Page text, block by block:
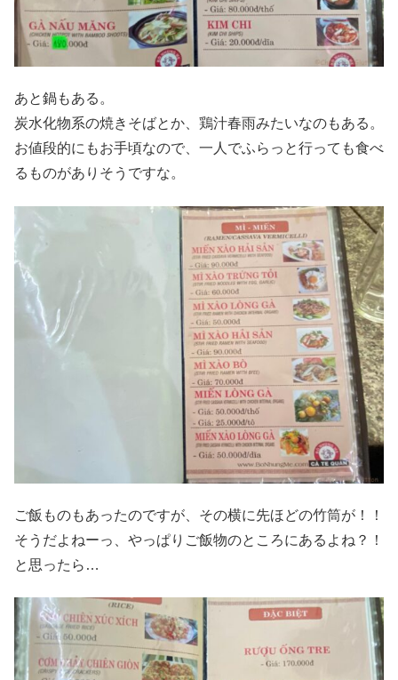
あと鍋もある。
炭水化物系の焼きそばとか、鶏汁春雨みたいなのもある。
お値段的にもお手頃なので、一人でふらっと行っても食べ
るものがありそうですな。
ご飯ものもあったのですが、その横に先ほどの竹筒が！！
そうだよねーっ、やっぱりご飯物のところにあるよね？！
と思ったら…